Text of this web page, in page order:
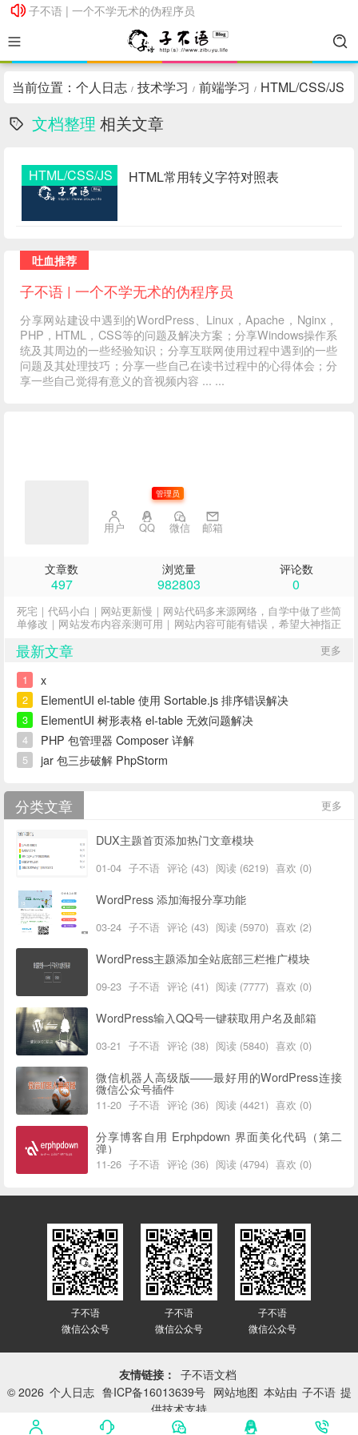
子不语 | 一个不学无术的伪程序员
子不语 | 一个不学无术的伪程序员
当前位置： 个人日志 / 技术学习 / 前端学习 / HTML/CSS/JS
/ 文档整理 相关文章
HTML/CSS/JS HTML常用转义字符对照表
吐血推荐
子不语 | 一个不学无术的伪程序员
分享网站建设中遇到的WordPress、Linux，Apache，Nginx，
PHP，HTML，CSS等的问题及解决方案；分享Windows操作系
统及其周边的一些经验知识；分享互联网使用过程中遇到的一些
问题及其处理技巧；分享一些自己在读书过程中的心得体会；分
享一些自己觉得有意义的音视频内容 ... ...
管理员
用户 QQ 微信 邮箱
文章数
497
浏览量
982803
评论数
0
死宅｜代码小白｜网站更新慢｜网站代码多来源网络，自学中做了些简
单修改｜网站发布内容亲测可用｜网站内容可能有错误，希望大神指正
更多
最新文章
1 x
2 ElementUI el-table 使用 Sortable.js 排序错误解决
3 ElementUI 树形表格 el-table 无效问题解决
4 PHP 包管理器 Composer 详解
5 jar 包三步破解 PhpStorm
更多
分类文章
DUX主题首页添加热门文章模块
01-04 子不语 评论 (43) 阅读 (6219) 喜欢 (0)
WordPress 添加海报分享功能
03-24 子不语 评论 (43) 阅读 (5970) 喜欢 (2)
WordPress主题添加全站底部三栏推广模块
09-23 子不语 评论 (41) 阅读 (7777) 喜欢 (0)
WordPress输入QQ号一键获取用户名及邮箱
03-21 子不语 评论 (38) 阅读 (5840) 喜欢 (0)
微信机器人高级版——最好用的WordPress连接
微信公众号插件
11-20 子不语 评论 (36) 阅读 (4421) 喜欢 (0)
分享博客自用 Erphpdown 界面美化代码（第二
弹）
11-26 子不语 评论 (36) 阅读 (4794) 喜欢 (0)
子不语
微信公众号
子不语
微信公众号
子不语
微信公众号
友情链接： 子不语文档
© 2026 个人日志 鲁ICP备16013639号 网站地图 本站由 子不语 提
供技术支持
网站已平稳运行：
3417天 7小时 35分 32秒